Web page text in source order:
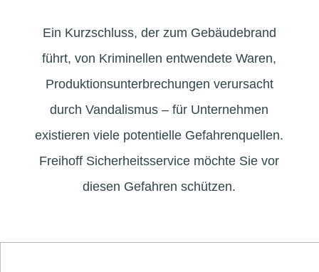
Ein Kurzschluss, der zum Gebäudebrand
führt, von Kriminellen entwendete Waren,
Produktionsunterbrechungen verursacht
durch Vandalismus – für Unternehmen
existieren viele potentielle Gefahrenquellen.
Freihoff Sicherheitsservice möchte Sie vor
diesen Gefahren schützen.